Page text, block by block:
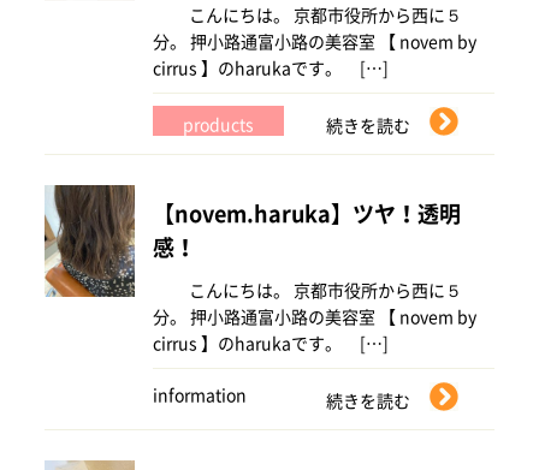
こんにちは。 京都市役所から西に５
分。 押小路通富小路の美容室 【 novem by
cirrus 】のharukaです。 […]
products 続きを読む
【novem.haruka】ツヤ！透明
感！
こんにちは。 京都市役所から西に５
分。 押小路通富小路の美容室 【 novem by
cirrus 】のharukaです。 […]
information 続きを読む